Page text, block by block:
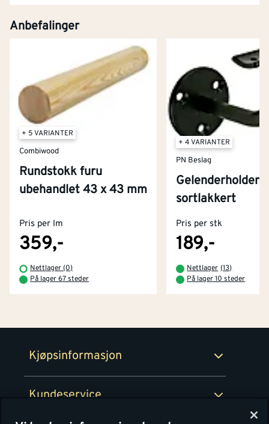
Anbefalinger
+ 5 VARIANTER
Combiwood
Rundstokk furu
ubehandlet 43 x 43 mm
Pris per lm
359,-
Nettlager (0)
På lager 67 steder
+ 4 VARIANTER
PN Beslag
Gelenderholder
sortlakkert
Pris per stk
189,-
Nettlager (13)
På lager 10 steder
Kjøpsinformasjon
Kjøpsbetingelser
Retur- og angrerettsskjema
Kundeservice
Kontakt oss
Tjenester
Montér Klubb
Byggevarehus og åpningstider
Prismatch
Personvern